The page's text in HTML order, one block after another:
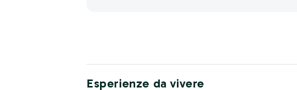
Esperienze da vivere